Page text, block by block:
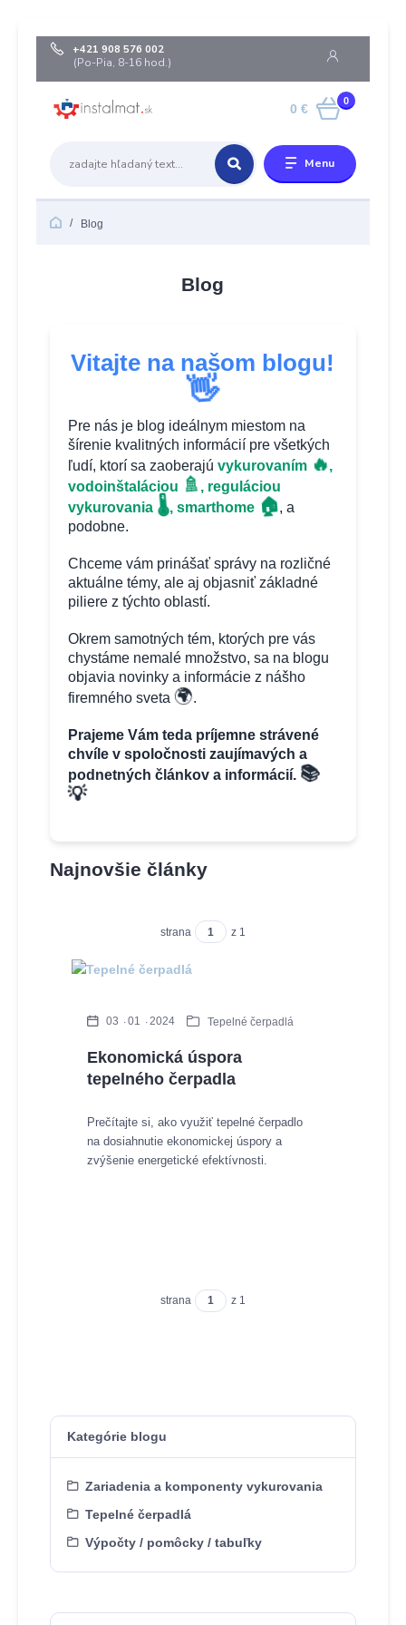
Menu
+421 908 576 002
(Po-Pia, 8-16 hod.)
0
0 €
Blog
Kategórie blogu
Zariadenia a komponenty vykurovania
Tepelné čerpadlá
Výpočty / pomôcky / tabuľky
Blog
Vitajte na našom blogu!
👋
Pre nás je blog ideálnym miestom na
šírenie kvalitných informácií pre všetkých
ľudí, ktorí sa zaoberajú vykurovaním 🔥,
vodoinštaláciou 🚿, reguláciou
vykurovania 🌡️, smarthome 🏠, a
podobne.
Chceme vám prinášať správy na rozličné
aktuálne témy, ale aj objasniť základné
piliere z týchto oblastí.
Okrem samotných tém, ktorých pre vás
chystáme nemalé množstvo, sa na blogu
objavia novinky a informácie z nášho
firemného sveta 🌍.
Prajeme Vám teda príjemne strávené
chvíle v spoločnosti zaujímavých a
podnetných článkov a informácií. 📚
💡
Najnovšie články
strana z 1
Ekonomická úspora
tepelného čerpadla
03 01 2024 Tepelné čerpadlá
Prečítajte si, ako využiť tepelné čerpadlo
na dosiahnutie ekonomickej úspory a
zvýšenie energetické efektívnosti.
strana z 1